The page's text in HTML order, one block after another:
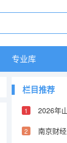
专业库
栏目推荐